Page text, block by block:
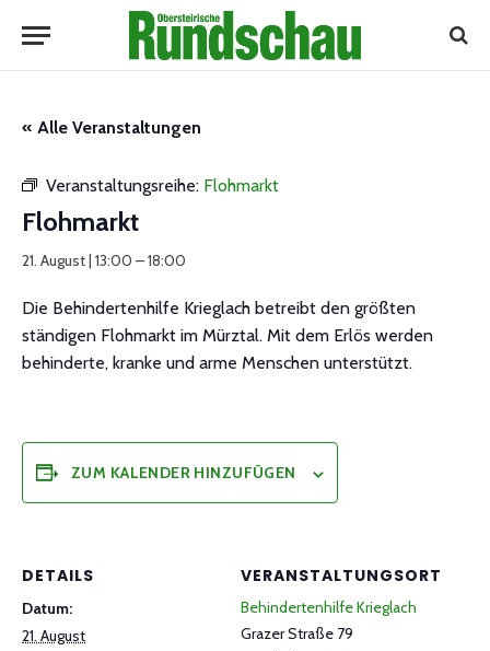
« Alle Veranstaltungen
Veranstaltungsreihe: Flohmarkt
Flohmarkt
21. August | 13:00 –18:00
Die Behindertenhilfe Krieglach betreibt den größten
ständigen Flohmarkt im Mürztal. Mit dem Erlös werden
behinderte, kranke und arme Menschen unterstützt.
ZUM KALENDER HINZUFÜGEN
DETAILS
Datum:
21. August
VERANSTALTUNGSORT
Behindertenhilfe Krieglach
Grazer Straße 79